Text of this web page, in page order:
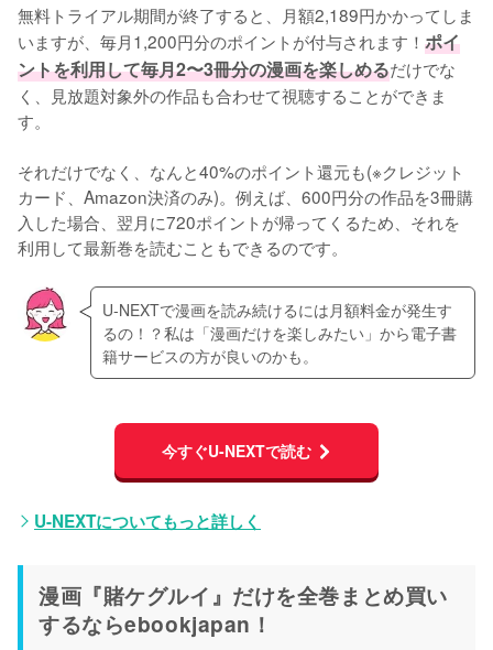
無料トライアル期間が終了すると、月額2,189円かかってしま
いますが、毎月1,200円分のポイントが付与されます！ ポイ
ントを利用して毎月2〜3冊分の漫画を楽しめるだけでな
く、見放題対象外の作品も合わせて視聴することができま
す。
それだけでなく、なんと40%のポイント還元も(※クレジット
カード、Amazon決済のみ)。例えば、600円分の作品を3冊購
入した場合、翌月に720ポイントが帰ってくるため、それを
利用して最新巻を読むこともできるのです。
U-NEXTで漫画を読み続けるには月額料金が発生す
るの！？私は「漫画だけを楽しみたい」から電子書
籍サービスの方が良いのかも。
今すぐU-NEXTで読む
U-NEXTについてもっと詳しく
漫画『賭ケグルイ』だけを全巻まとめ買い
するならebookjapan！